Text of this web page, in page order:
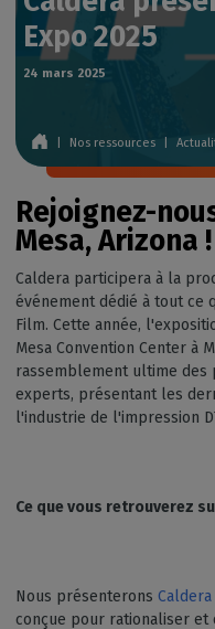
Expo 2025
24 mars 2025
Nos ressources
Rejoignez-
Mesa, Arizona !
Caldera participera à la
événement dédié à tout ce
Film. Cette année,
Mesa Convention Center à
rassemblement ultime des
experts, présentant les
l'industrie de l'impression
Ce que vous retrouverez
Nous présenterons
conçue pour rationaliser et